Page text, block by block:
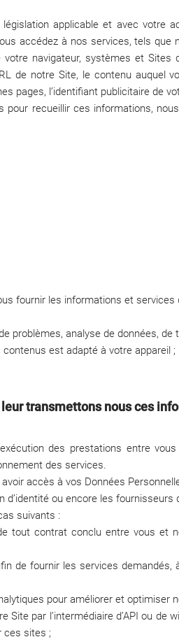
applicable et avec votre
accédez à nos services, tels que
navigateur, systèmes et Sites
de notre Site, le contenu auquel
pages, l’identifiant publicitaire de
recueillir ces informations,
fournir les informations et services
problèmes, analyse de données, de
est adapté à votre appareil ;
transmettons nous ces
des prestations entre
des services.
accès à vos Données
ou encore les fournisseurs
suivants :
tout contrat conclu entre vous et
de fournir les services
pour améliorer et optimiser
par l’intermédiaire d’API ou de
ces sites ;